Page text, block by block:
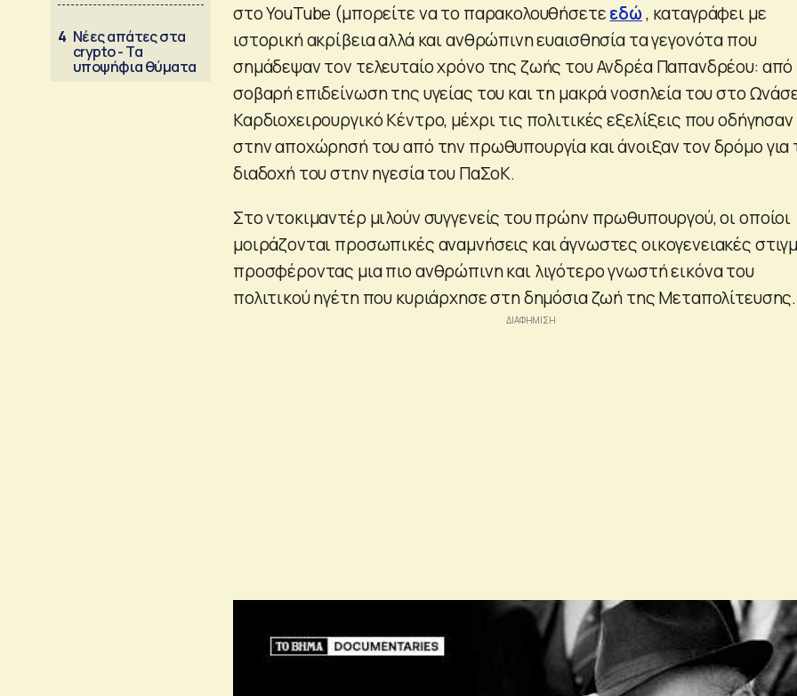
4 Νέες απάτες στα
crypto - Τα
υποψήφια θύματα
στο YouTube (μπορείτε να το παρακολουθήσετεεδώ, καταγράφει με
ιστορική ακρίβεια αλλά και ανθρώπινη ευαισθησία τα γεγονότα που
σημάδεψαν τον τελευταίο χρόνο της ζωής του Ανδρέα Παπανδρέου: από
σοβαρή επιδείνωση της υγείας του και τη μακρά νοσηλεία του στο
Καρδιοχειρουργικό Κέντρο, μέχρι τις πολιτικές εξελίξεις που οδήγησαν
στην αποχώρησή του από την πρωθυπουργία και άνοιξαν τον δρόμο για
διαδοχή του στην ηγεσία του ΠαΣοΚ.
Στο ντοκιμαντέρ μιλούν συγγενείς του πρώην πρωθυπουργού, οι οποίοι
μοιράζονται προσωπικές αναμνήσεις και άγνωστες οικογενειακές
προσφέροντας μια πιο ανθρώπινη και λιγότερο γνωστή εικόνα του
πολιτικού ηγέτη που κυριάρχησε στη δημόσια ζωή της Μεταπολίτευσης.